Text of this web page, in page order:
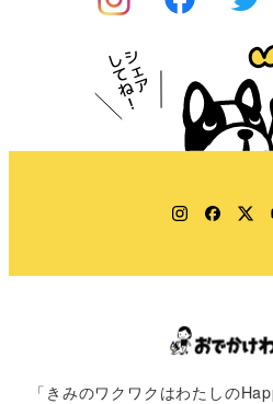
Instagram
「きみのワクワクはわたしの